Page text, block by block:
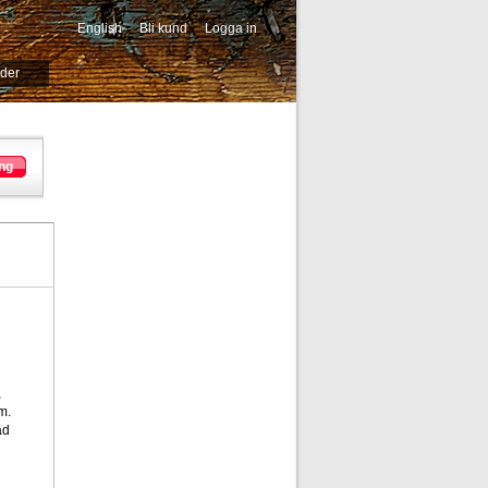
English Bli kund Logga in
-->